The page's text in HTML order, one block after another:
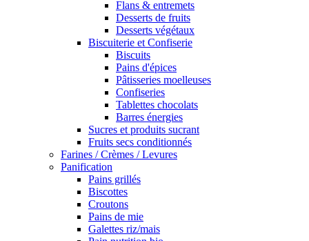
Flans & entremets
Desserts de fruits
Desserts végétaux
Biscuiterie et Confiserie
Biscuits
Pains d'épices
Pâtisseries moelleuses
Confiseries
Tablettes chocolats
Barres énergies
Sucres et produits sucrant
Fruits secs conditionnés
Farines / Crèmes / Levures
Panification
Pains grillés
Biscottes
Croutons
Pains de mie
Galettes riz/mais